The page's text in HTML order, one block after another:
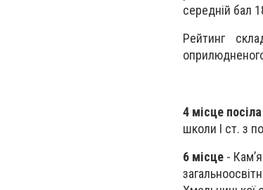
середній бал
Рейтинг
4 місце посіла
школи І ст. з
6 місце -